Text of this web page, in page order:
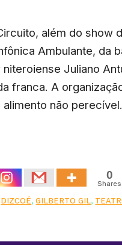
além do show
Ambulante, da
Juliano
franca. A
não perecível.
0
Shares
DIZCOÉ,GILBERTO GIL,